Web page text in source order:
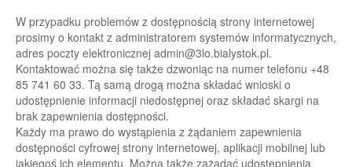
W przypadku problemów z dostępnością strony internetowej
prosimy o kontakt z administratorem systemów informatycznych,
adres poczty elektronicznej admin@3lo.bialystok.pl.
Kontaktować można się także dzwoniąc na numer telefonu +48
85 741 60 33. Tą samą drogą można składać wnioski o
udostępnienie informacji niedostępnej oraz składać skargi na
brak zapewnienia dostępności.
Każdy ma prawo do wystąpienia z żądaniem zapewnienia
dostępności cyfrowej strony internetowej, aplikacji mobilnej lub
jakiegoś ich elementu. Można także zażądać udostępnienia